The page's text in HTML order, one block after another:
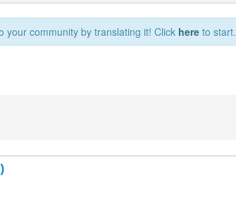
your community by translating it! Click here to start.